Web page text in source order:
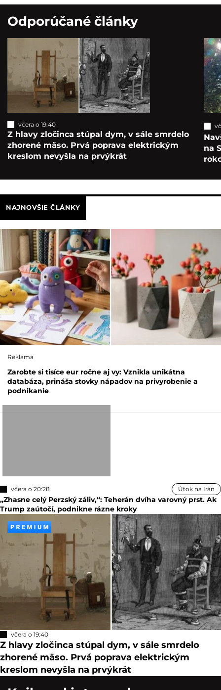
Odporúčané články
včera o 19:40
Z hlavy zločinca stúpal dym, v sále smrdelo
zhorené mäso. Prvá poprava elektrickým
kreslom nevyšla na prvýkrát
na
NAJNOVŠIE ČLÁNKY
Reklama
Zarobte si tisíce eur ročne aj vy: Vznikla unikátna
databáza, prináša stovky nápadov na privyrobenie a
podnikanie
včera o 20:28 Útok na Irán
„Zhasne celý Perzský záliv,“: Teherán dvíha varovný prst. Ak
Trump zaútočí, podnikne rázne kroky
včera o 19:40
Z hlavy zločinca stúpal dym, v sále smrdelo
zhorené mäso. Prvá poprava elektrickým
kreslom nevyšla na prvýkrát